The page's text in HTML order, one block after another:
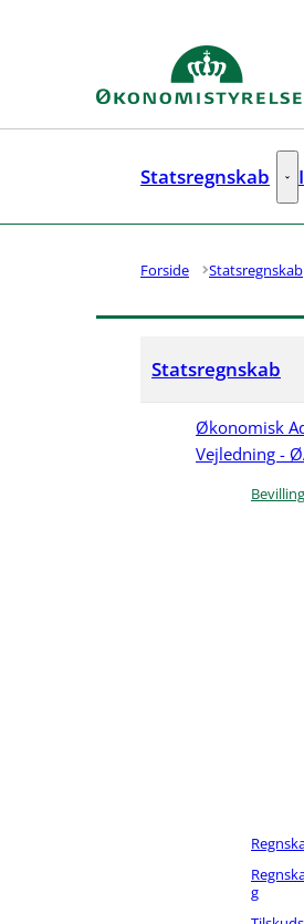
Statsregnskab
Forside Statsregnskab
Statsregnskab
Økonomisk
Vejledning -
g